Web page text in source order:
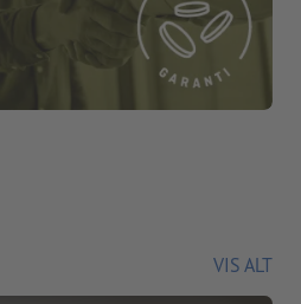
VIS ALT